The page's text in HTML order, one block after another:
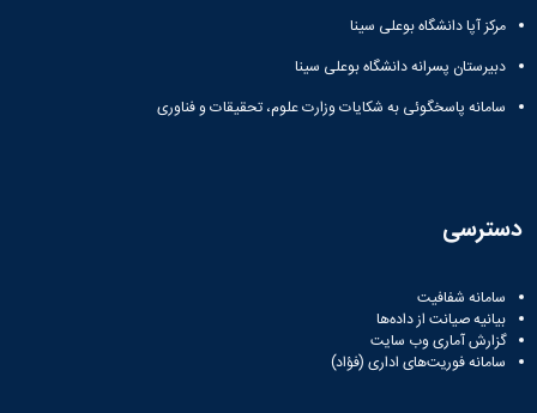
مرکز آپا دانشگاه بوعلی سینا
دبیرستان پسرانه دانشگاه بوعلی سینا
سامانه پاسخگوئی به شکایات وزارت علوم، تحقیقات و فناوری
دسترسی
سامانه شفافیت
بیانیه صیانت از داده‌ها
گزارش آماری وب‌ سایت
سامانه فوریت‌های اداری (فؤاد)